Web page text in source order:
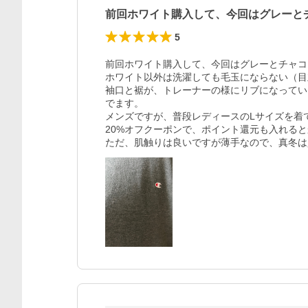
前回ホワイト購入して、今回はグレー
5
前回ホワイト購入して、今回はグレーとチャ
ホワイト以外は洗濯しても毛玉にならない（
袖口と裾が、トレーナーの様にリブになって
でます。
メンズですが、普段レディースのLサイズを
20%オフクーポンで、ポイント還元も入れる
ただ、肌触りは良いですが薄手なので、真冬